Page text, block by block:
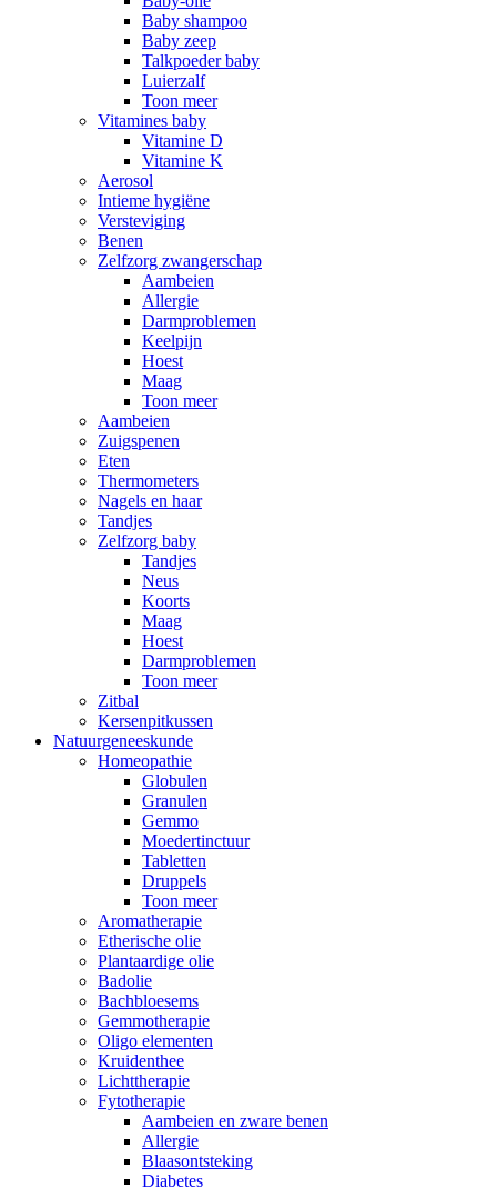
Baby shampoo
Baby zeep
Talkpoeder baby
Luierzalf
Toon meer
Vitamines baby
Vitamine D
Vitamine K
Aerosol
Intieme hygiëne
Versteviging
Benen
Zelfzorg zwangerschap
Aambeien
Allergie
Darmproblemen
Keelpijn
Hoest
Maag
Toon meer
Aambeien
Zuigspenen
Eten
Thermometers
Nagels en haar
Tandjes
Zelfzorg baby
Tandjes
Neus
Koorts
Maag
Hoest
Darmproblemen
Toon meer
Zitbal
Kersenpitkussen
Natuurgeneeskunde
Homeopathie
Globulen
Granulen
Gemmo
Moedertinctuur
Tabletten
Druppels
Toon meer
Aromatherapie
Etherische olie
Plantaardige olie
Badolie
Bachbloesems
Gemmotherapie
Oligo elementen
Kruidenthee
Lichttherapie
Fytotherapie
Aambeien en zware benen
Allergie
Blaasontsteking
Diabetes